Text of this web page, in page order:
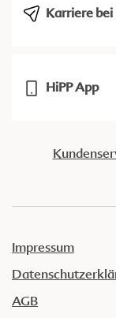
Karriere bei
HiPP App
Impressum
AGB